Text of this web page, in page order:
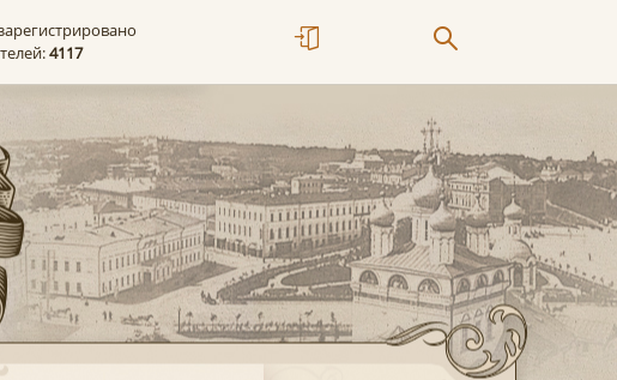
4117